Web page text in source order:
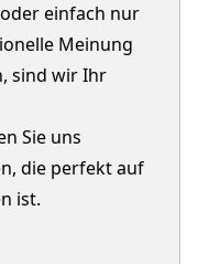
einfach nur
Meinung
sind wir Ihr
Sie uns
die perfekt auf
ist.